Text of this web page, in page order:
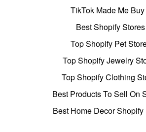
TikTok Made Me Buy
Best Shopify Stores
Top Shopify Pet
Top Shopify Jewelry
Top Shopify Clothing
Best Products To Sell On
Best Home Decor Shopify